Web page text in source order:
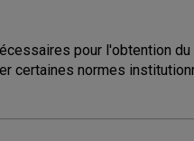
pour l'obtention
certaines normes